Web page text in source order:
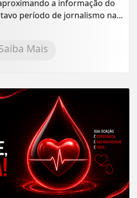
a informação do
período de jornalismo na...
Mais